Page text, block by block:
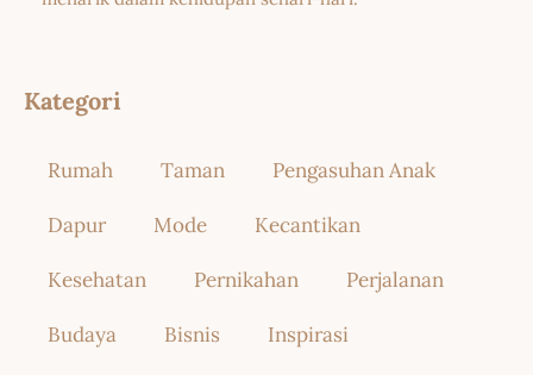
Kategori
Rumah Taman Pengasuhan Anak
Dapur Mode Kecantikan
Kesehatan Pernikahan Perjalanan
Budaya Bisnis Inspirasi